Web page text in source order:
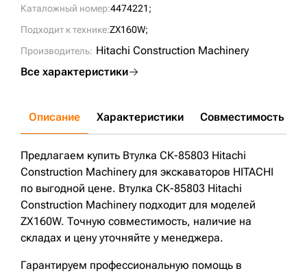
Каталожный номер:4474221;
Подходит к технике:ZX160W;
Производитель: Hitachi Construction Machinery
Все характеристики
Описание Характеристики Совместимость
Предлагаем купить Втулка СК-85803 Hitachi
Construction Machinery для экскаваторов HITACHI
по выгодной цене. Втулка СК-85803 Hitachi
Construction Machinery подходит для моделей
ZX160W. Точную совместимость, наличие на
складах и цену уточняйте у менеджера.
Гарантируем профессиональную помощь в